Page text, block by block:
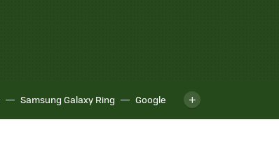
Samsung Galaxy Ring
Google